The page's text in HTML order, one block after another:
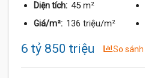
Diện tích: 45 m²
Giá/m²: 136 triệu/m²
6 tỷ 850 triệu So sánh